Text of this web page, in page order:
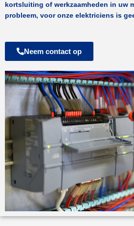
kortsluiting of werkzaamheden in uw
probleem, voor onze elektriciens is
Neem contact op